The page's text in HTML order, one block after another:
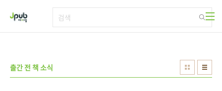
출간 전 책 소식